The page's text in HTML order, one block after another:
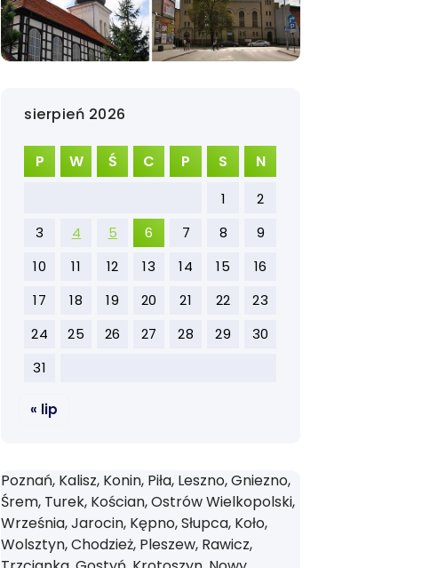
sierpień 2026
P W Ś C P S N
1
2
3
4 5 6 7 8
9
10
11 12 13 14 15
16
17
18 19 20 21 22
23
24
25 26 27 28 29
30
31
« lip
Poznań, Kalisz, Konin, Piła, Leszno, Gniezno,
Śrem, Turek, Kościan, Ostrów Wielkopolski,
Września, Jarocin, Kępno, Słupca, Koło,
Wolsztyn, Chodzież, Pleszew, Rawicz,